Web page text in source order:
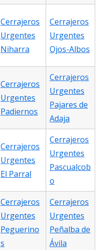
Cerrajeros
Urgentes
Niharra
Cerrajeros
Urgentes
Ojos-Albos
Cerrajeros
Urgentes
Padiernos
Cerrajeros
Urgentes
Pajares de
Adaja
Cerrajeros
Urgentes
El Parral
Cerrajeros
Urgentes
Pascualcob
o
Cerrajeros
Urgentes
Peguerino
s
Cerrajeros
Urgentes
Peñalba de
Ávila